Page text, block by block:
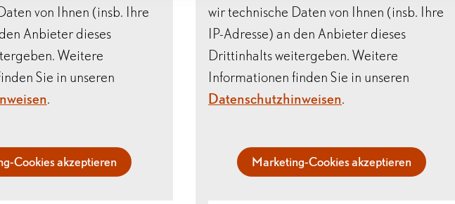
von Ihnen (insb. Ihre
Anbieter dieses
Weitere
Sie in unseren
.
Cookies akzeptieren
wir technische Daten von Ihnen (insb. Ihre
IP-Adresse) an den Anbieter dieses
Drittinhalts weitergeben. Weitere
Informationen finden Sie in unseren
Datenschutzhinweisen.
Marketing-Cookies akzeptieren